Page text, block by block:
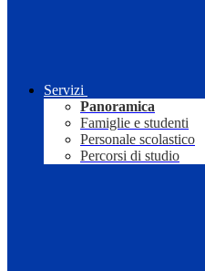
Servizi
Panoramica
Famiglie e studenti
Personale scolastico
Percorsi di studio